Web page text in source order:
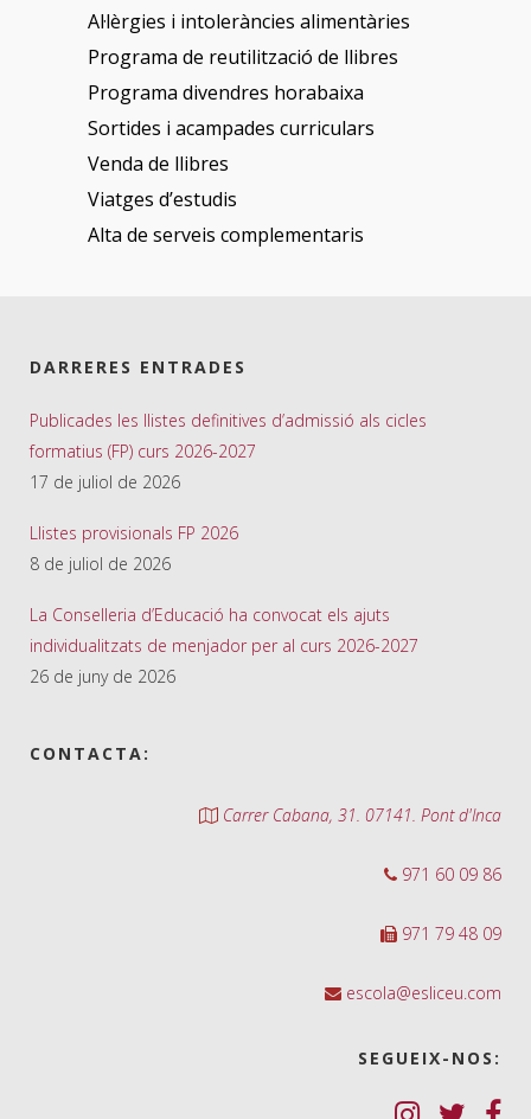
Al·lèrgies i intoleràncies alimentàries
Programa de reutilització de llibres
Programa divendres horabaixa
Sortides i acampades curriculars
Venda de llibres
Viatges d’estudis
Alta de serveis complementaris
DARRERES ENTRADES
Publicades les llistes definitives d’admissió als cicles
formatius (FP) curs 2026-2027
17 de juliol de 2026
Llistes provisionals FP 2026
8 de juliol de 2026
La Conselleria d’Educació ha convocat els ajuts
individualitzats de menjador per al curs 2026-2027
26 de juny de 2026
CONTACTA:
Carrer Cabana, 31. 07141. Pont d'Inca
971 60 09 86
971 79 48 09
escola@esliceu.com
SEGUEIX-NOS: